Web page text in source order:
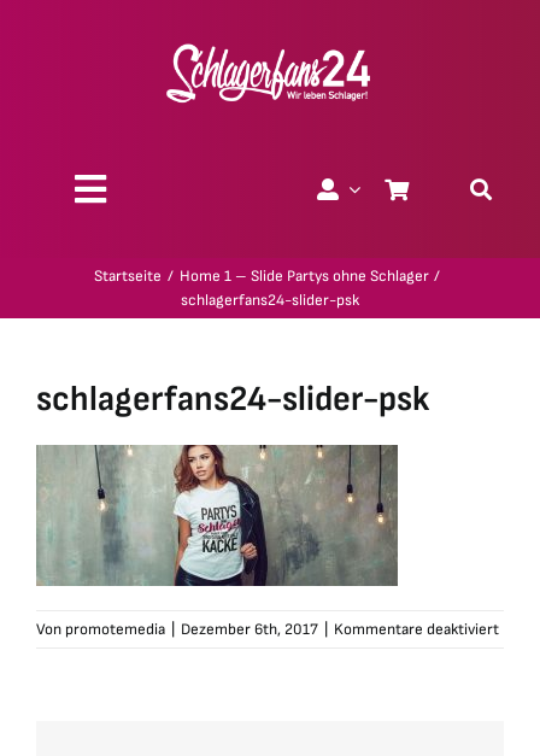
Toggle
Geschenk-Gutscheine
Kollektionen
Startseite
Home 1 – Slide Partys ohne Schlager
schlagerfans24-slider-psk
schlagerfans24-slider-psk
Von promotemedia Dezember 6th, 2017 Kommentare deaktiviertfür